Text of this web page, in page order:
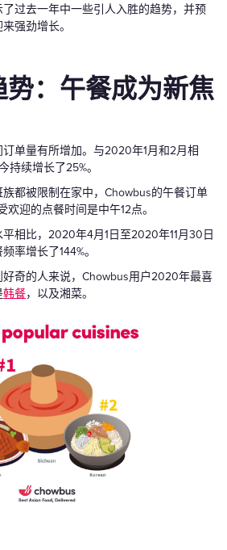
过去一年中一些引人入胜的趋势，并预
强劲增长。
：午餐成为新焦
单量有所增加。与2020年1月和2月相
持续增长了25%。
都被限制在家中，Chowbus的午餐订单
迎的点餐时间是中午12点。
相比，2020年4月1日至2020年11月30日
率增长了144%。
奇的人来说，Chowbus用户2020年最喜
韩餐，以及湘菜。